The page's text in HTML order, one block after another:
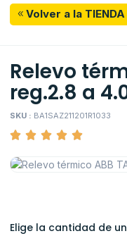
Volver a la TIENDA
Relevo
reg.2.8 a
SKU : BA1SAZ211201R1033
Elige la cantidad de